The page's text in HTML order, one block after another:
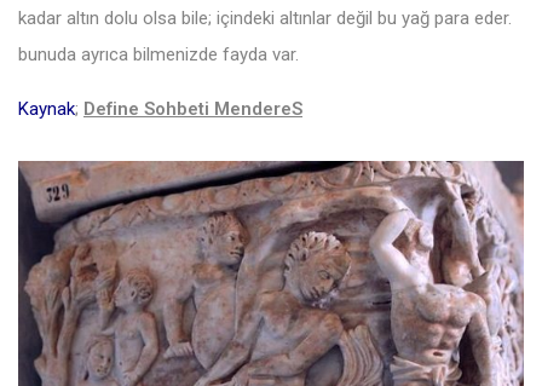
kadar altın dolu olsa bile; içindeki altınlar değil bu yağ para eder.
bunuda ayrıca bilmenizde fayda var.
Kaynak; Define Sohbeti MendereS